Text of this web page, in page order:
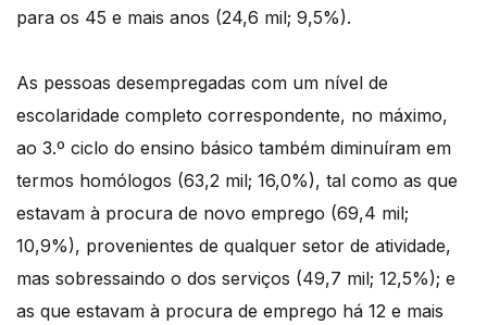
para os 45 e mais anos (24,6 mil; 9,5%).
As pessoas desempregadas com um nível de
escolaridade completo correspondente, no máximo,
ao 3.º ciclo do ensino básico também diminuíram em
termos homólogos (63,2 mil; 16,0%), tal como as que
estavam à procura de novo emprego (69,4 mil;
10,9%), provenientes de qualquer setor de atividade,
mas sobressaindo o dos serviços (49,7 mil; 12,5%); e
as que estavam à procura de emprego há 12 e mais